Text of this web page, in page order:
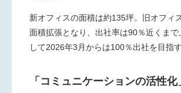
新オフィスの面積は約135坪。旧オフィ
面積拡張となり、出社率は90％近くま
して2026年3 月からは100％出社を目指
「コミュニケーションの活性